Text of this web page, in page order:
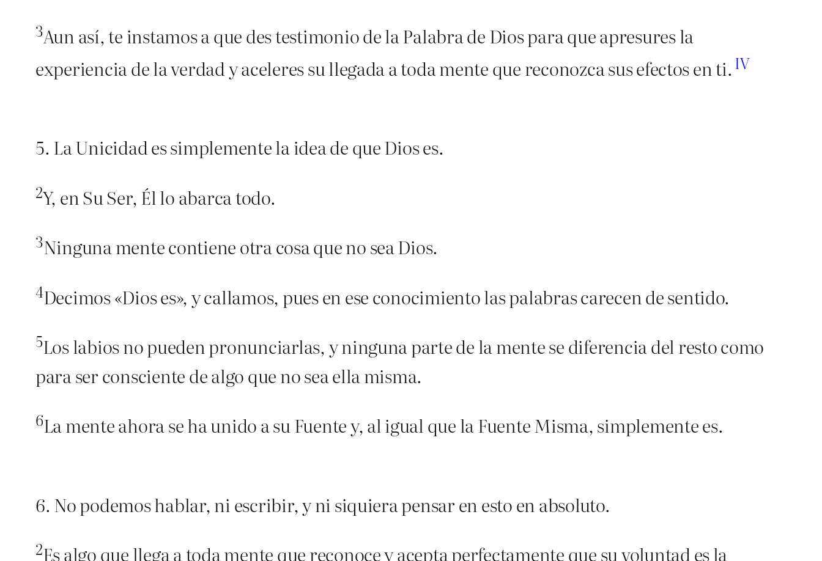
3Aun así, te instamos a que des testimonio de la Palabra de Dios para que apresures la
experiencia de la verdad y aceleres su llegada a toda mente que reconozca sus efectos en ti. IV
5. La Unicidad es simplemente la idea de que Dios es.
2Y, en Su Ser, Él lo abarca todo.
3Ninguna mente contiene otra cosa que no sea Dios.
4Decimos «Dios es», y callamos, pues en ese conocimiento las palabras carecen de sentido.
5Los labios no pueden pronunciarlas, y ninguna parte de la mente se diferencia del resto como
para ser consciente de algo que no sea ella misma.
6La mente ahora se ha unido a su Fuente y, al igual que la Fuente Misma, simplemente es.
6. No podemos hablar, ni escribir, y ni siquiera pensar en esto en absoluto.
2Es algo que llega a toda mente que reconoce y acepta perfectamente que su voluntad es la